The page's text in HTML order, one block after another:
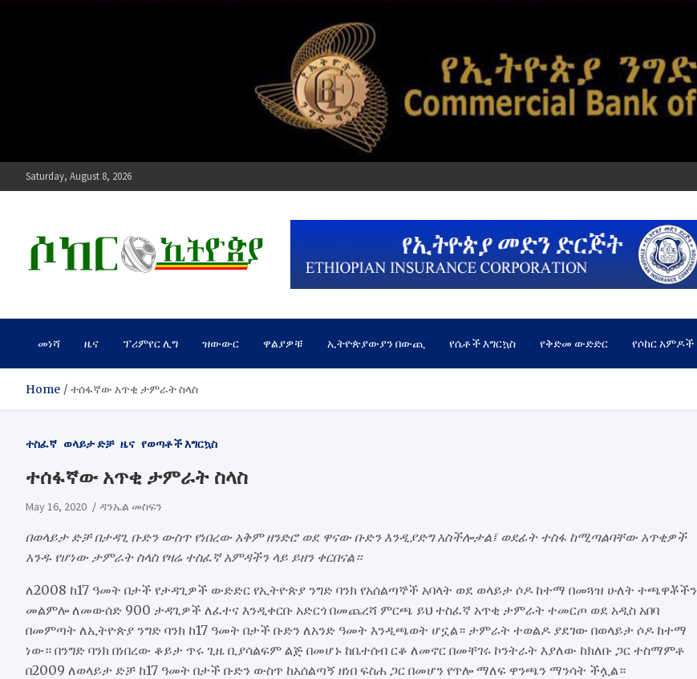
Saturday, August 8, 2026
ሶከር ኢትዮጵያ
መነሻ ዜና ፕሪምየር ሊግ ዝውውር ዋልያዎቹ ኢትዮጵያውያን በውጪ የሴቶች እግርኳስ የቅድመ ውድድር የሶከር አምዶች
Home ተሰፋኛው አጥቂ ታምራት ስላስ
ተስፈኛ ወላይታ ድቻ ዜና የወጣቶች እግርኳስ
ተሰፋኛው አጥቂ ታምራት ስላስ
May 16, 2020 ዳንኤል መስፍን
በወላይታ ድቻ በታዳጊ ቡድን ውስጥ የነበረው አቅም ዘንድሮ ወደ ዋናው ቡድን እንዲያድግ አስችሎታል፤ ወደፊት ተስፋ ከሚጣልባቸው አጥቂዎች
አንዱ የሆነው ታምራት ስላስ የዛሬ ተስፈኛ አምዳችን ላይ ይዘን ቀርበናል።
ለ2008 ከ17 ዓመት በታች የታዳጊዎች ውድድር የኢትዮጵያ ንግድ ባንክ የአሰልጣኞች አባላት ወደ ወላይታ ሶዶ ከተማ በመጓዝ ሁለት ተጫዋቾችን
መልምሎ ለመውሰድ 900 ታዳጊዎች ለፈተና እንዲቀርቡ አድርጎ በመጨረሻ ምርጫ ይህ ተስፈኛ አጥቂ ታምራት ተመርጦ ወደ አዲስ አበባ
በመምጣት ለኢትዮጵያ ንግድ ባንክ ከ17 ዓመት በታች ቡድን ለአንድ ዓመት እንዲጫወት ሆኗል። ታምራት ተወልዶ ያደገው በወላይታ ሶዶ ከተማ
ነው። በንግድ ባንክ በነበረው ቆይታ ጥሩ ጊዜ ቢያሳልፍም ልጅ በመሆኑ ከቤተሰብ ርቆ ለመኖር በመቸገሩ ኮንትራት እያለው ከክለቡ ጋር ተስማምቶ
በ2009 ለወላይታ ድቻ ከ17 ዓመት በታች ቡድን ውስጥ ከአሰልጣኝ ዘነበ ፍስሐ ጋር በመሆን የጥሎ ማለፍ ዋንጫን ማንሳት ችሏል።